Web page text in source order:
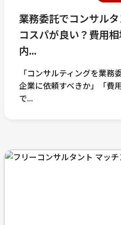
業務委託でコンサル
コスパが良い？費用
内...
「コンサルティングを業務
企業に依頼すべきか」「費
で...